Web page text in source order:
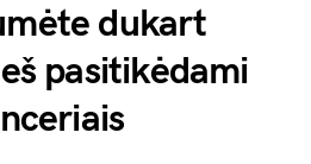
dukart
pasitikėdami